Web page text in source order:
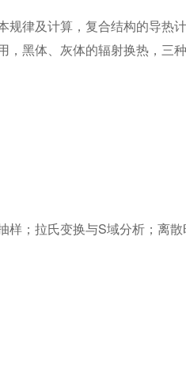
律及计算，复合结构的导热
黑体、灰体的辐射换热，三
拉氏变换与S域分析；离散